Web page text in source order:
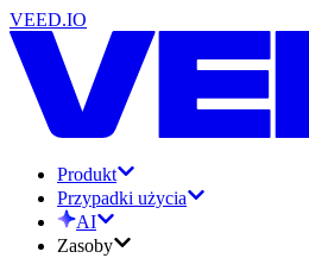
VEED.IO
Produkt
Przypadki użycia
AI
Zasoby